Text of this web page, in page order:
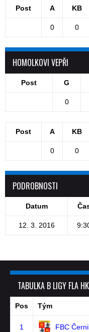
Post A KB
0 0
HOMOLKOVI VEPŘI
Post G
0
Post A KB
0 0
PODROBNOSTI
Datum
12. 3. 2016
TABULKA B LIGY FLA
Pos Tým
1 FBC